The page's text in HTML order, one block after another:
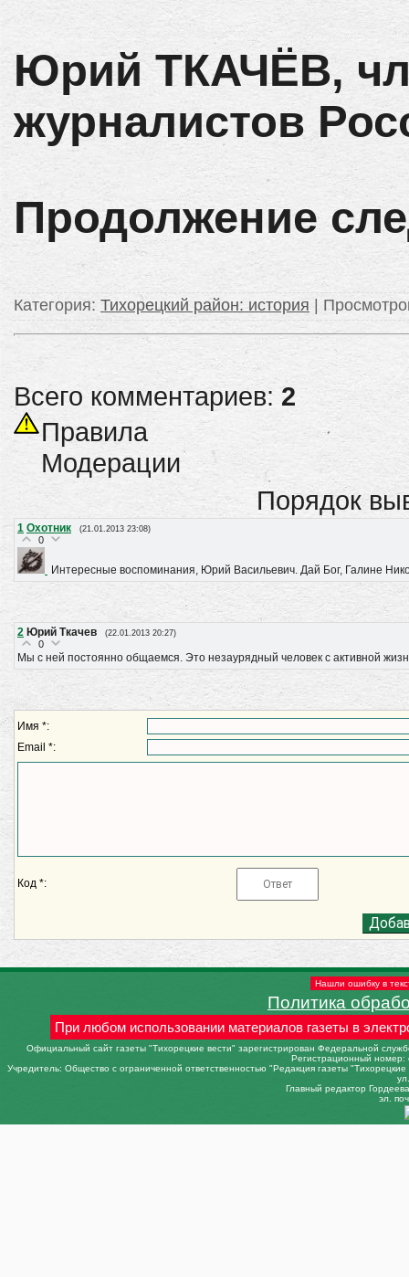
Юрий ТКАЧЁВ,
журналистов
Продолжение
Категория: Тихорецкий район: история |
Всего комментариев: 2
Правила
Модерации
Порядок
1 Охотник (21.01.2013 23:08)
0
Интересные воспоминания, Юрий Васильевич. Дай Бог, Галине
2 Юрий Ткачев (22.01.2013 20:27)
0
Мы с ней постоянно общаемся. Это незаурядный человек с активной
Имя *:
Email *:
Код *:
Нашли ошибку в
Политика
При любом использовании материалов газеты в
Официальный сайт газеты "Тихорецкие вести" зарегистрирован Федеральной
Регистрационный
Учредитель: Общество с ограниченной ответственностью "Редакция газеты
Главный редактор
эл.